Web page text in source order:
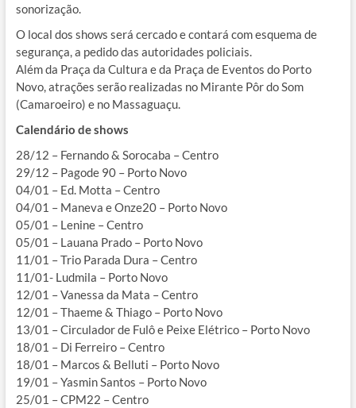
sonorização.
O local dos shows será cercado e contará com esquema de
segurança, a pedido das autoridades policiais.
Além da Praça da Cultura e da Praça de Eventos do Porto
Novo, atrações serão realizadas no Mirante Pôr do Som
(Camaroeiro) e no Massaguaçu.
Calendário de shows
28/12 – Fernando & Sorocaba – Centro
29/12 – Pagode 90 – Porto Novo
04/01 – Ed. Motta – Centro
04/01 – Maneva e Onze20 – Porto Novo
05/01 – Lenine – Centro
05/01 – Lauana Prado – Porto Novo
11/01 – Trio Parada Dura – Centro
11/01- Ludmila – Porto Novo
12/01 – Vanessa da Mata – Centro
12/01 – Thaeme & Thiago – Porto Novo
13/01 – Circulador de Fulô e Peixe Elétrico – Porto Novo
18/01 – Di Ferreiro – Centro
18/01 – Marcos & Belluti – Porto Novo
19/01 – Yasmin Santos – Porto Novo
25/01 – CPM22 – Centro